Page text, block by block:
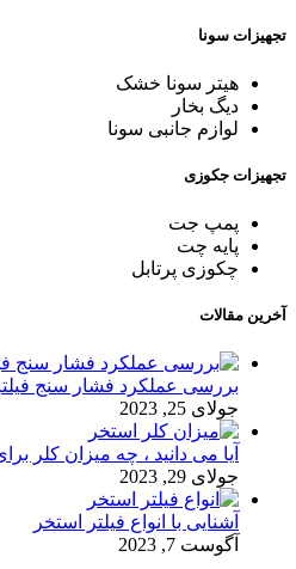
تجهیزات سونا
هیتر سونا خشک
دیگ بخار
لوازم جانبی سونا
تجهیزات جکوزی
پمپ جت
پایه چت
چکوزی پرتابل
آخرین مقالات
بررسی عملکرد فشار سنج
جولای 25, 2023
آیا می دانید ، چه میزان
جولای 29, 2023
آشنایی با انواع فیلتر استخر
آگوست 7, 2023